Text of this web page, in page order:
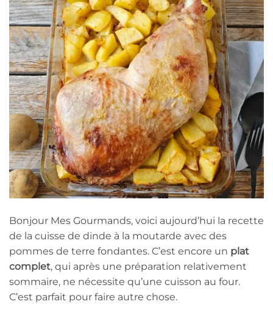
Bonjour Mes Gourmands, voici aujourd’hui la recette
de la cuisse de dinde à la moutarde avec des
pommes de terre fondantes. C’est encore un plat
complet, qui après une préparation relativement
sommaire, ne nécessite qu’une cuisson au four.
C’est parfait pour faire autre chose.